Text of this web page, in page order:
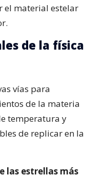
el material estelar
de la física
vías para
de la materia
temperatura y
de replicar en la
las estrellas más